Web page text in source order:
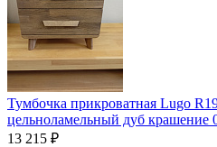
Тумбочка прикроватная Lugo
цельноламельный дуб крашение
13 215 ₽